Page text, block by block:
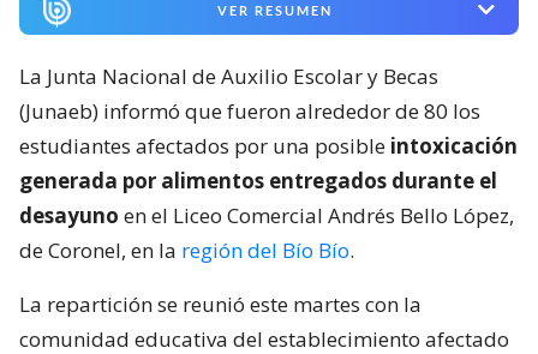
VER RESUMEN
La Junta Nacional de Auxilio Escolar y Becas
(Junaeb) informó que fueron alrededor de 80 los
estudiantes afectados por una posible intoxicación
generada por alimentos entregados durante el
desayuno en el Liceo Comercial Andrés Bello López,
de Coronel, en la región del Bío Bío.
La repartición se reunió este martes con la
comunidad educativa del establecimiento afectado